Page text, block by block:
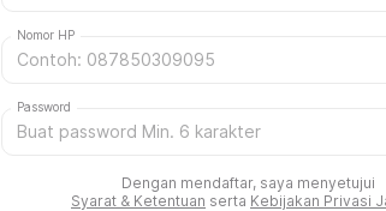
Nomor HP
Password
Dengan mendaftar, saya menyetujui
Syarat & Ketentuan serta Kebijakan Privasi